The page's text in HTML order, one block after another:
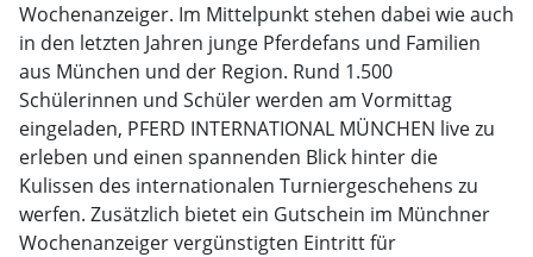
Wochenanzeiger. Im Mittelpunkt stehen dabei wie auch
in den letzten Jahren junge Pferdefans und Familien
aus München und der Region. Rund 1.500
Schülerinnen und Schüler werden am Vormittag
eingeladen, PFERD INTERNATIONAL MÜNCHEN live zu
erleben und einen spannenden Blick hinter die
Kulissen des internationalen Turniergeschehens zu
werfen. Zusätzlich bietet ein Gutschein im Münchner
Wochenanzeiger vergünstigten Eintritt für